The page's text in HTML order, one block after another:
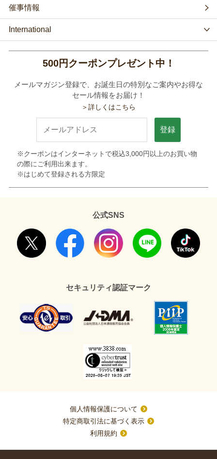
催事情報
International
500円クーポンプレゼント中！
メールマガジン登録で、お誕生日の特別なご案内やお得な
セール情報をお届け！
＞詳しくはこちら
登録
※クーポンはインターネットで税込3,000円以上のお買い物
の際にご利用出来ます。
※はじめて登録される方限定
公式SNS
セキュリティ認証マーク
個人情報保護について
特定商取引法に基づく表示
利用規約